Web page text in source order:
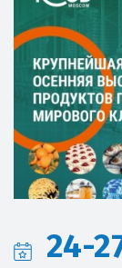
24-